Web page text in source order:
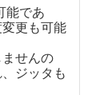
能であ
更も可能
せんの
ジッタも